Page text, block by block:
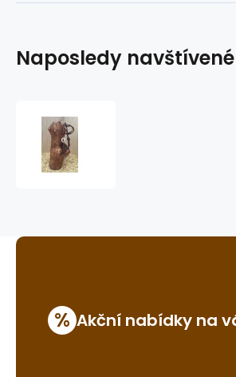
Naposledy
% Akční nabídky na